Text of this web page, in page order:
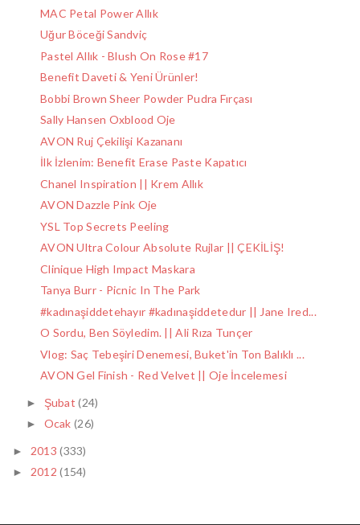
MAC Petal Power Allık
Uğur Böceği Sandviç
Pastel Allık - Blush On Rose #17
Benefit Daveti & Yeni Ürünler!
Bobbi Brown Sheer Powder Pudra Fırçası
Sally Hansen Oxblood Oje
AVON Ruj Çekilişi Kazananı
İlk İzlenim: Benefit Erase Paste Kapatıcı
Chanel Inspiration || Krem Allık
AVON Dazzle Pink Oje
YSL Top Secrets Peeling
AVON Ultra Colour Absolute Rujlar || ÇEKİLİŞ!
Clinique High Impact Maskara
Tanya Burr - Picnic In The Park
#kadınaşiddetehayır #kadınaşiddetedur || Jane Ired...
O Sordu, Ben Söyledim. || Ali Rıza Tunçer
Vlog: Saç Tebeşiri Denemesi, Buket'in Ton Balıklı ...
AVON Gel Finish - Red Velvet || Oje İncelemesi
► Şubat(24)
► Ocak(26)
► 2013(333)
► 2012(154)